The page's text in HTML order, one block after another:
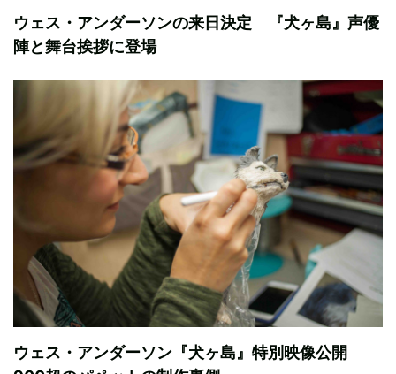
ウェス・アンダーソンの来日決定 『犬ヶ島』声優
陣と舞台挨拶に登場
ウェス・アンダーソン『犬ヶ島』特別映像公開